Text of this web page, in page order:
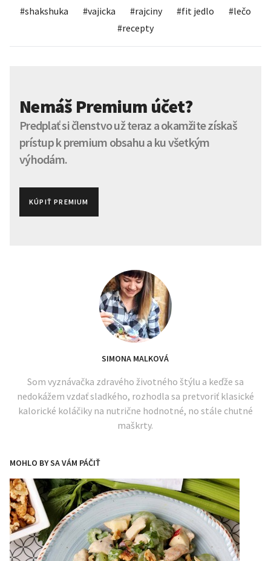
#shakshuka #vajicka #rajciny #fit jedlo #lečo
#recepty
Nemáš Premium účet?
Predplať si členstvo už teraz a okamžite získaš
prístup k premium obsahu a ku všetkým
výhodám.
KÚPIŤ PREMIUM
SIMONA MALKOVÁ
Som vyznávačka zdravého životného štýlu a keďže sa
nedokážem vzdať sladkého, rozhodla sa pretvoriť klasické
kalorické koláčiky na nutrične hodnotné, no stále chutné
maškrty.
MOHLO BY SA VÁM PÁČIŤ